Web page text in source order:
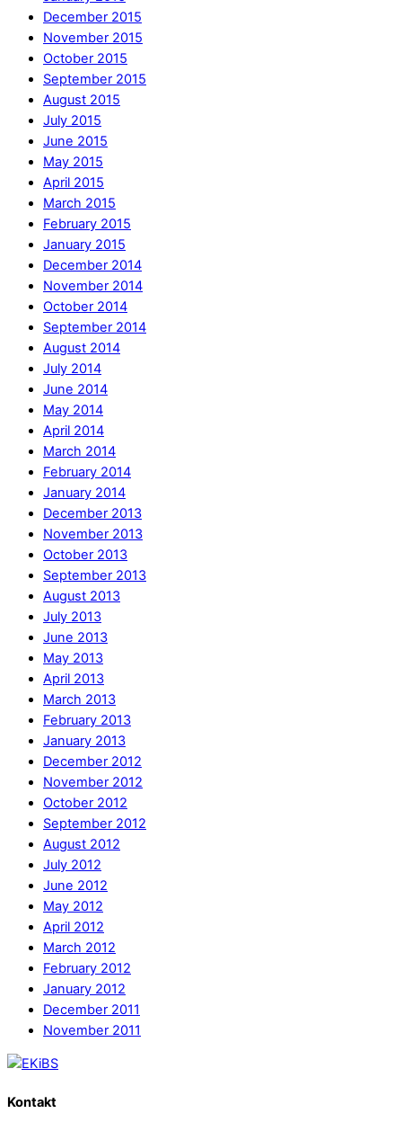
December 2015
November 2015
October 2015
September 2015
August 2015
July 2015
June 2015
May 2015
April 2015
March 2015
February 2015
January 2015
December 2014
November 2014
October 2014
September 2014
August 2014
July 2014
June 2014
May 2014
April 2014
March 2014
February 2014
January 2014
December 2013
November 2013
October 2013
September 2013
August 2013
July 2013
June 2013
May 2013
April 2013
March 2013
February 2013
January 2013
December 2012
November 2012
October 2012
September 2012
August 2012
July 2012
June 2012
May 2012
April 2012
March 2012
February 2012
January 2012
December 2011
November 2011
Kontakt